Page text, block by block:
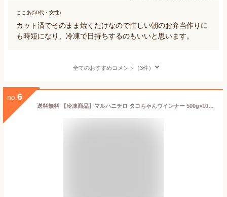
ここあ(50代・女性)
カット済でそのまま焼くだけなので忙しい朝のお弁当作りに
も時短になり、冷凍で日持ちするのもいいと思います。
全てのおすすめコメント（3件）
no. 6
送料無料 【冷凍商品】マルハニチロ タコちゃんウインナー 500g×10袋入